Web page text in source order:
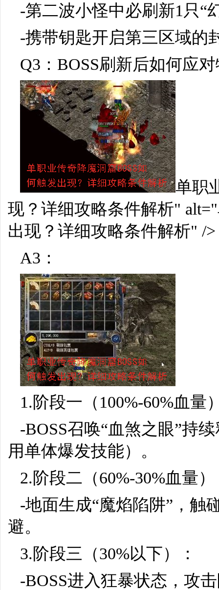
-第二波小怪中必刷新1只“
-携带钥匙开启第三区域的
Q3：BOSS刷新后如何应
单职
现？详细攻略条件解析"
出现？详细攻略条件解析" />
A3：
1.阶段一（100%-60%血量
-BOSS召唤“血煞之眼”持
用单体爆发技能）。
2.阶段二（60%-30%血量
-地面生成“魔焰陷阱”，触
避。
3.阶段三（30%以下）：
-BOSS进入狂暴状态，攻